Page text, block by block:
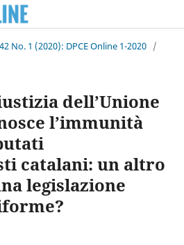
No. 1 (2020): DPCE Online 1-2020 /
dell’Unione
l’immunità
catalani: un altro
legislazione